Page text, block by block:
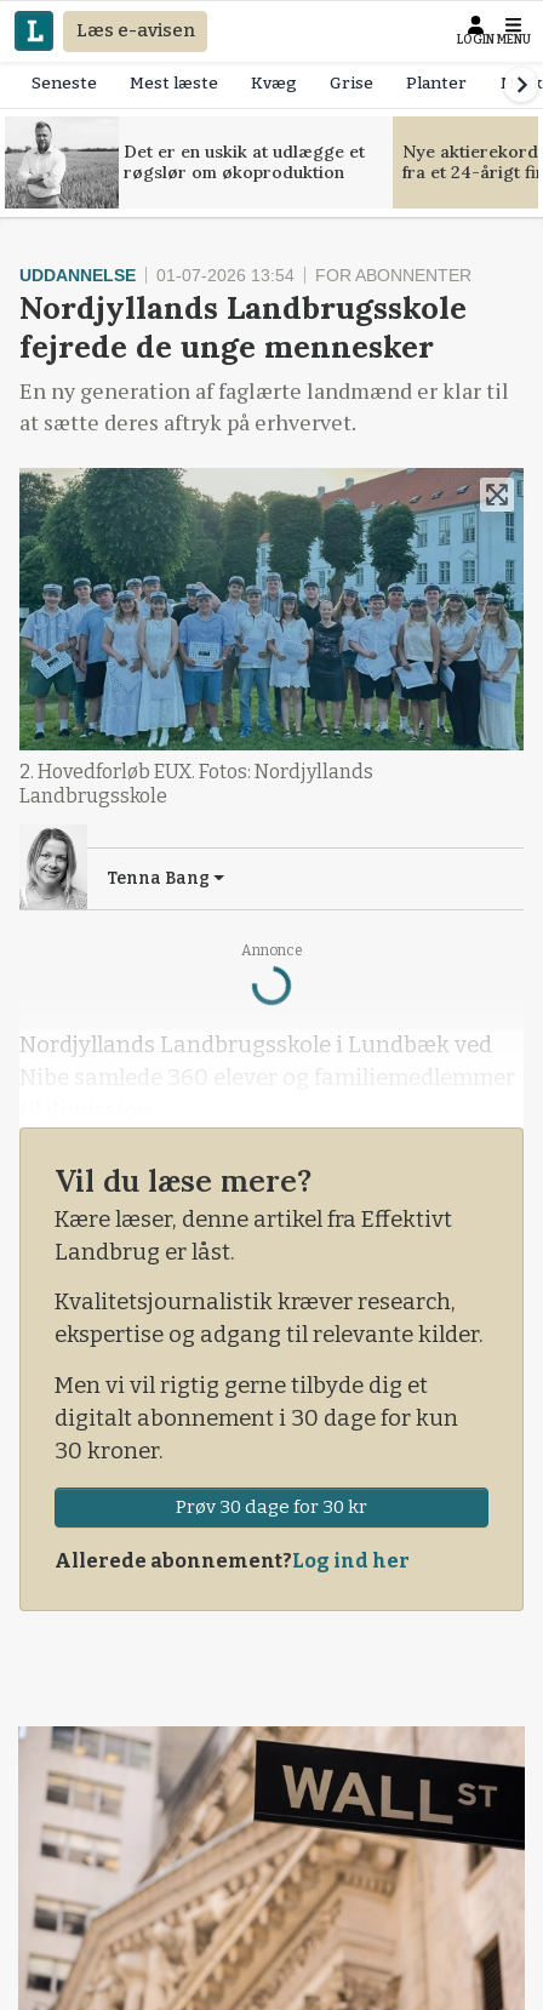
Læs e-avisen LOGIN MENU
Seneste Mest læste Kvæg Grise Planter
Det er en uskik at udlægge et
røgslør om økoproduktion
Nye
fra et 24-årigt
Annonce
Loading...
UDDANNELSE 01-07-2026 13:54 FOR ABONNENTER
Nordjyllands Landbrugsskole
fejrede de unge mennesker
En ny generation af faglærte landmænd er klar til
at sætte deres aftryk på erhvervet.
2. Hovedforløb EUX. Fotos: Nordjyllands
Landbrugsskole
Tenna Bang
Nordjyllands Landbrugsskole i Lundbæk ved
Nibe samlede 360 elever og familiemedlemmer
Vil du læse mere?
Kære læser, denne artikel fra Effektivt
Landbrug er låst.
Kvalitetsjournalistik kræver research,
ekspertise og adgang til relevante kilder.
Men vi vil rigtig gerne tilbyde dig et
digitalt abonnement i 30 dage for kun
30 kroner.
Prøv 30 dage for 30 kr
Allerede abonnement?Log ind her